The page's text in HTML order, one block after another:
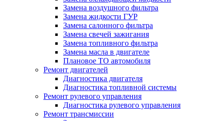
Замена воздушного фильтра
Замена жидкости ГУР
Замена салонного фильтра
Замена свечей зажигания
Замена топливного фильтра
Замена масла в двигателе
Плановое ТО автомобиля
Ремонт двигателей
Диагностика двигателя
Диагностика топливной системы
Ремонт рулевого управления
Диагностика рулевого управления
Ремонт трансмиссии